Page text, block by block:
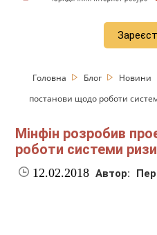
Головна Блог Новини
постанови щодо роботи
Мінфін розробив
роботи системи
12.02.2018 Автор: